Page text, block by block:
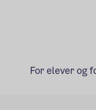
For elever og